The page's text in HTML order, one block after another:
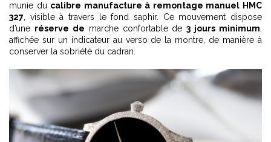
munie du calibre manufacture à remontage manuel HMC
327, visible à travers le fond saphir. Ce mouvement dispose
d’une réserve de marche confortable de3 jours minimum,
affichée sur un indicateur au verso de la montre, de manière à
conserver la sobriété du cadran.